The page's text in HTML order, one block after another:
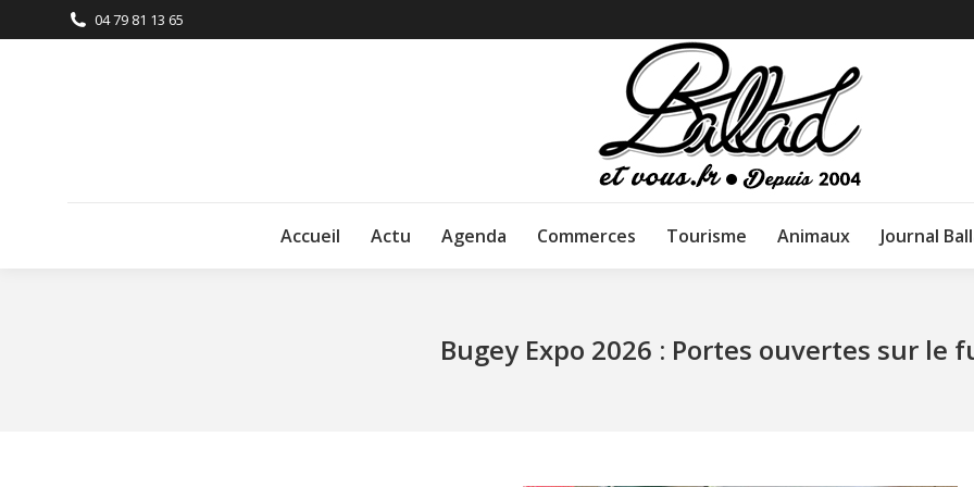
04 79 81 13 65
Accueil Actu Agenda Commerces Tourisme Animaux Journal
Bugey Expo 2026 : Portes ouvertes sur le